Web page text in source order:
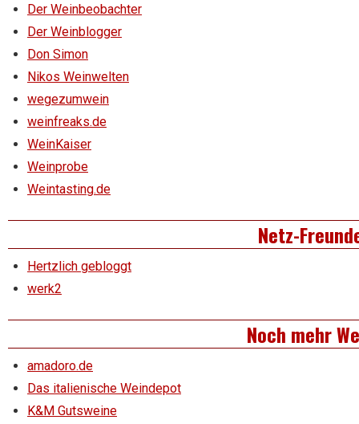
Der Weinbeobachter
Der Weinblogger
Don Simon
Nikos Weinwelten
wegezumwein
weinfreaks.de
WeinKaiser
Weinprobe
Weintasting.de
Netz-
Hertzlich gebloggt
werk2
Noch mehr
amadoro.de
Das italienische Weindepot
K&M Gutsweine